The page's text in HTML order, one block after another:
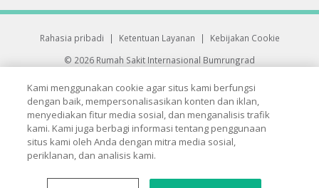
Rahasia pribadi | Ketentuan Layanan |
Kebijakan Cookie
© 2026 Rumah Sakit Internasional Bumrungrad
33 Sukhumvit 3, Wattana, Bangkok 10110 Thailand.
All rights reserved.
Kami menggunakan cookie agar situs kami berfungsi
dengan baik, mempersonalisasikan konten dan iklan,
menyediakan fitur media sosial, dan menganalisis trafik
kami. Kami juga berbagi informasi tentang penggunaan
situs kami oleh Anda dengan mitra media sosial,
periklanan, dan analisis kami.